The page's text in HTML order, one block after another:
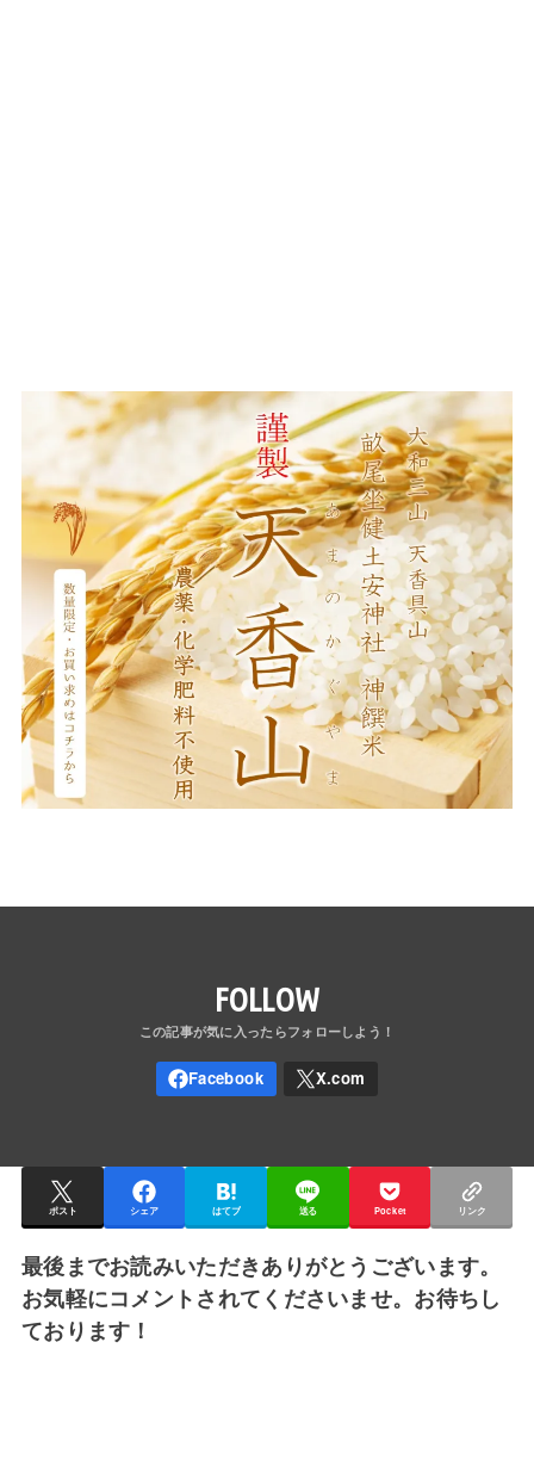
FOLLOW
ポスト シェア はてブ 送る Pocket リンク
最後までお読みいただきありがとうございます。
お気軽にコメントされてくださいませ。お待ちし
ております！